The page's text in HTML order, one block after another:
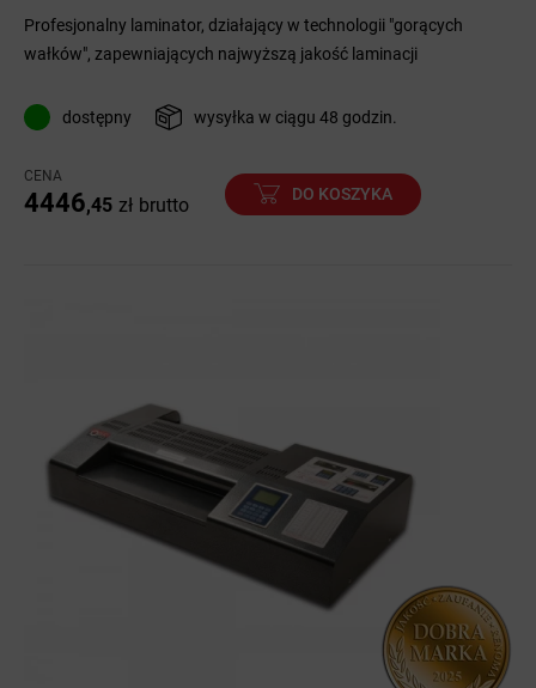
Profesjonalny laminator, działający w technologii "gorących
wałków", zapewniających najwyższą jakość laminacji
dostępny wysyłka w ciągu 48 godzin.
CENA
4446,45 zł brutto
DO KOSZYKA